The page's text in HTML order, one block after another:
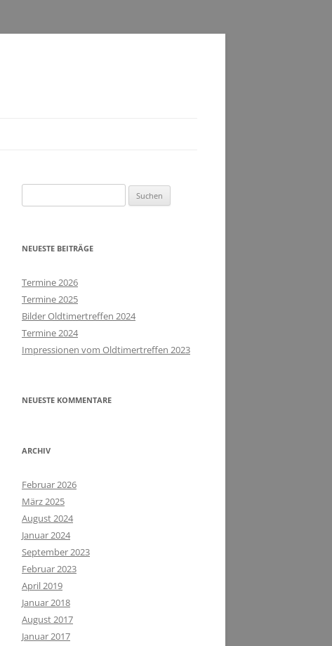
nach:
NEUESTE BEITRÄGE
Termine 2026
Termine 2025
Bilder Oldtimertreffen 2024
Termine 2024
Impressionen vom Oldtimertreffen 2023
NEUESTE KOMMENTARE
ARCHIV
Februar 2026
März 2025
August 2024
Januar 2024
September 2023
Februar 2023
April 2019
Januar 2018
August 2017
Januar 2017